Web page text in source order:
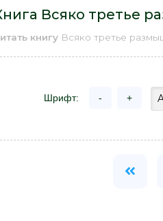
Всяко третье
книгу Всяко третье
Шрифт: - +